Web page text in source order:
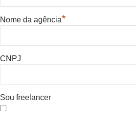
Nome da agência*
CNPJ
Sou freelancer